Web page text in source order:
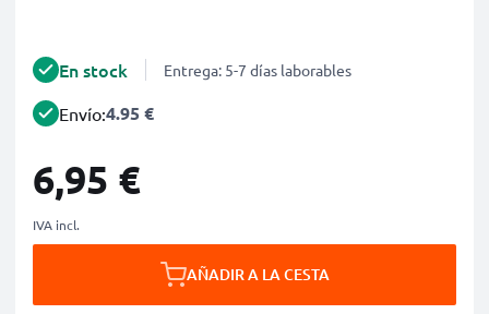
En stock Entrega: 5-7 días laborables
Envío:4.95 €
6,95 €
IVA incl.
AÑADIR A LA CESTA